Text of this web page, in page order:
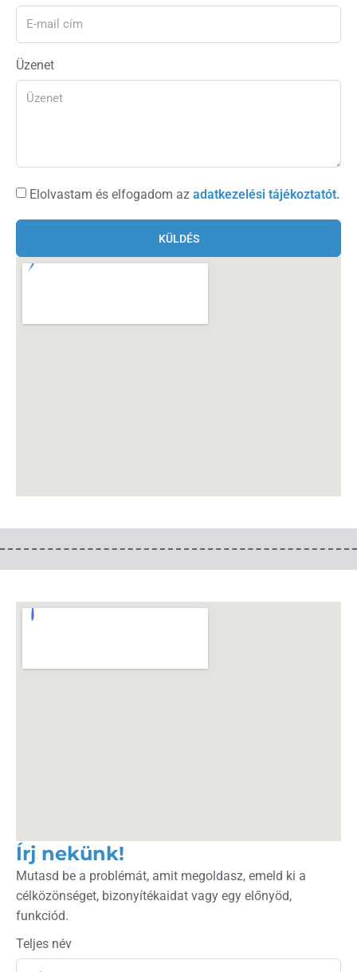
Üzenet
Elolvastam és elfogadom az adatkezelési tájékoztatót.
KÜLDÉS
Írj nekünk!
Mutasd be a problémát, amit megoldasz, emeld ki a
célközönséget, bizonyítékaidat vagy egy előnyöd,
funkciód.
Teljes név